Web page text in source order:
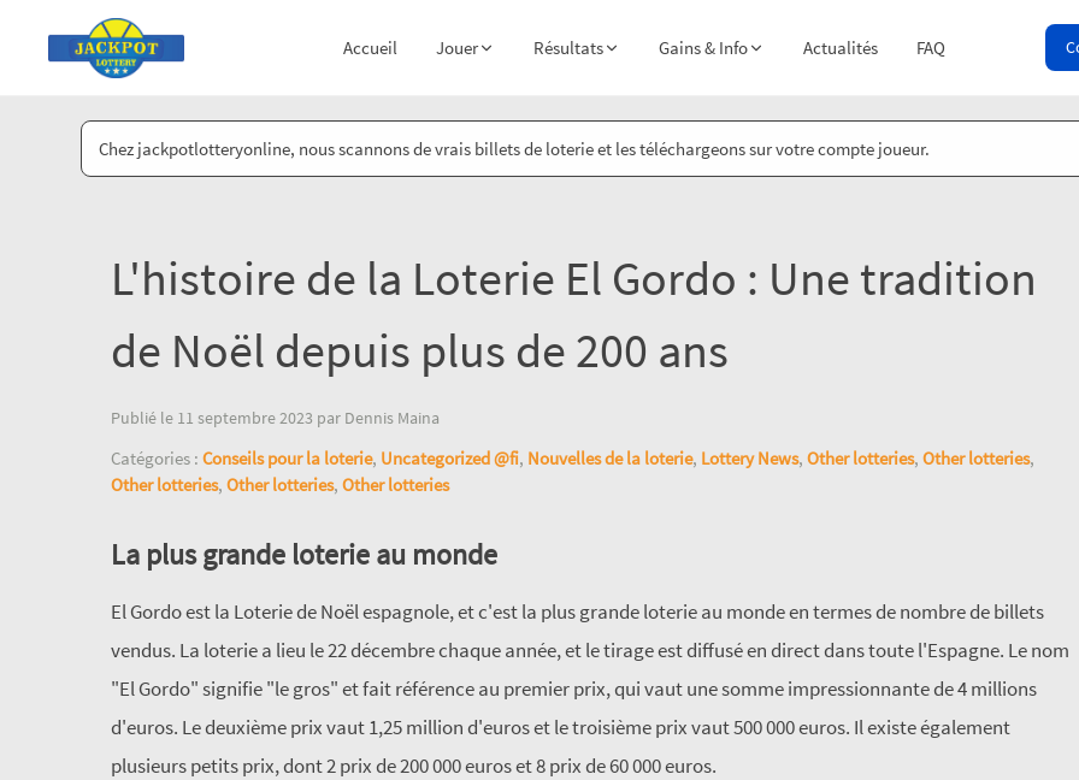
Accueil Jouer Résultats Gains & Info Actualités FAQ
Chez jackpotlotteryonline, nous scannons de vrais billets de loterie et les téléchargeons sur votre compte joueur.
L'histoire de la Loterie El Gordo : Une tradition
de Noël depuis plus de 200 ans
Publié le 11 septembre 2023 par Dennis Maina
Catégories : Conseils pour la loterie, Uncategorized @fi, Nouvelles de la loterie, Lottery News, Other lotteries, Other lotteries,
Other lotteries, Other lotteries, Other lotteries
La plus grande loterie au monde
El Gordo est la Loterie de Noël espagnole, et c'est la plus grande loterie au monde en termes de nombre de billets
vendus. La loterie a lieu le 22 décembre chaque année, et le tirage est diffusé en direct dans toute l'Espagne. Le nom
"El Gordo" signifie "le gros" et fait référence au premier prix, qui vaut une somme impressionnante de 4 millions
d'euros. Le deuxième prix vaut 1,25 million d'euros et le troisième prix vaut 500 000 euros. Il existe également
plusieurs petits prix, dont 2 prix de 200 000 euros et 8 prix de 60 000 euros.